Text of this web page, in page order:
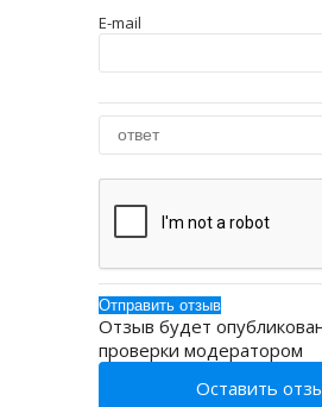
E-mail
Отзыв будет
проверки модератором
Оставить